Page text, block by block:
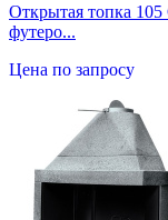
Открытая топка 105
футеро...
Цена по запросу